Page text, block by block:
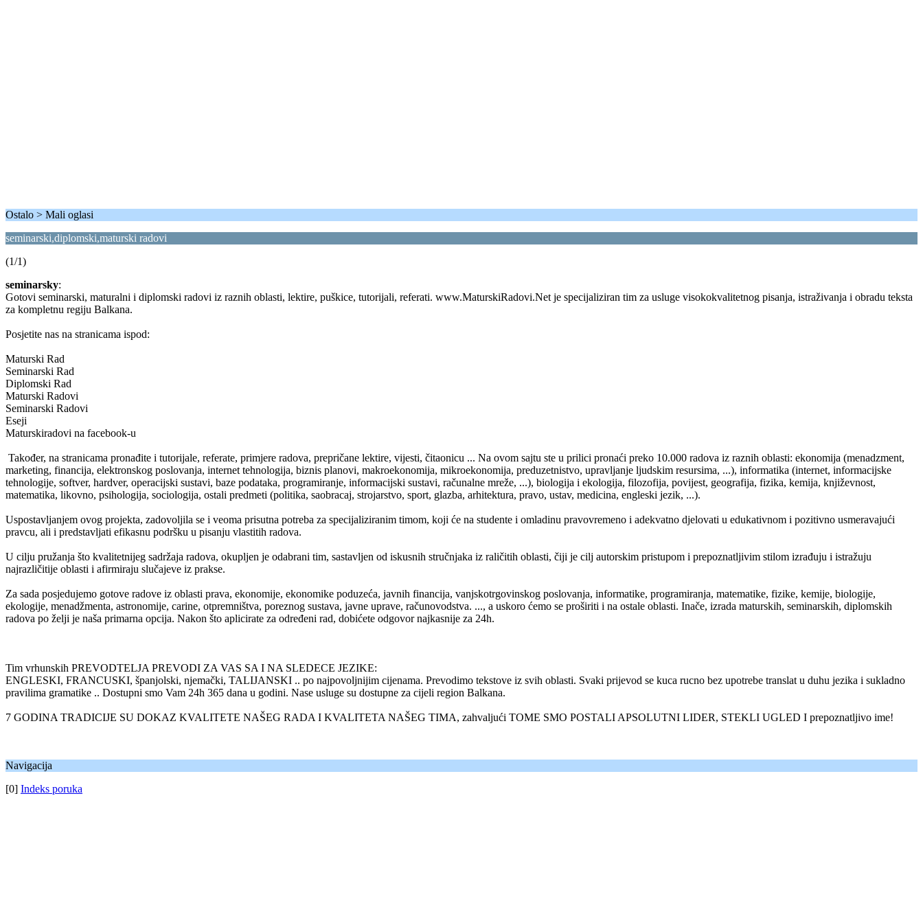
Ostalo > Mali oglasi
seminarski,diplomski,maturski radovi
(1/1)
seminarsky:
Gotovi seminarski, maturalni i diplomski radovi iz raznih oblasti, lektire, puškice, tutorijali, referati. www.MaturskiRadovi.Net je specijaliziran tim za usluge visokokvalitetnog pisanja, istraživanja i obradu teksta
za kompletnu regiju Balkana.
Posjetite nas na stranicama ispod:
Maturski Rad
Seminarski Rad
Diplomski Rad
Maturski Radovi
Seminarski Radovi
Eseji
Maturskiradovi na facebook-u
Također, na stranicama pronađite i tutorijale, referate, primjere radova, prepričane lektire, vijesti, čitaonicu ... Na ovom sajtu ste u prilici pronaći preko 10.000 radova iz raznih oblasti: ekonomija (menadzment,
marketing, financija, elektronskog poslovanja, internet tehnologija, biznis planovi, makroekonomija, mikroekonomija, preduzetnistvo, upravljanje ljudskim resursima, ...), informatika (internet, informacijske
tehnologije, softver, hardver, operacijski sustavi, baze podataka, programiranje, informacijski sustavi, računalne mreže, ...), biologija i ekologija, filozofija, povijest, geografija, fizika, kemija, književnost,
matematika, likovno, psihologija, sociologija, ostali predmeti (politika, saobracaj, strojarstvo, sport, glazba, arhitektura, pravo, ustav, medicina, engleski jezik, ...).
Uspostavljanjem ovog projekta, zadovoljila se i veoma prisutna potreba za specijaliziranim timom, koji će na studente i omladinu pravovremeno i adekvatno djelovati u edukativnom i pozitivno usmeravajući
pravcu, ali i predstavljati efikasnu podršku u pisanju vlastitih radova.
U cilju pružanja što kvalitetnijeg sadržaja radova, okupljen je odabrani tim, sastavljen od iskusnih stručnjaka iz raličitih oblasti, čiji je cilj autorskim pristupom i prepoznatljivim stilom izrađuju i istražuju
najrazličitije oblasti i afirmiraju slučajeve iz prakse.
Za sada posjedujemo gotove radove iz oblasti prava, ekonomije, ekonomike poduzeća, javnih financija, vanjskotrgovinskog poslovanja, informatike, programiranja, matematike, fizike, kemije, biologije,
ekologije, menadžmenta, astronomije, carine, otpremništva, poreznog sustava, javne uprave, računovodstva. ..., a uskoro ćemo se proširiti i na ostale oblasti. Inače, izrada maturskih, seminarskih, diplomskih
radova po želji je naša primarna opcija. Nakon što aplicirate za određeni rad, dobićete odgovor najkasnije za 24h.
Tim vrhunskih PREVODTELJA PREVODI ZA VAS SA I NA SLEDECE JEZIKE:
ENGLESKI, FRANCUSKI, španjolski, njemački, TALIJANSKI .. po najpovoljnijim cijenama. Prevodimo tekstove iz svih oblasti. Svaki prijevod se kuca rucno bez upotrebe translat u duhu jezika i sukladno
pravilima gramatike .. Dostupni smo Vam 24h 365 dana u godini. Nase usluge su dostupne za cijeli region Balkana.
7 GODINA TRADICIJE SU DOKAZ KVALITETE NAŠEG RADA I KVALITETA NAŠEG TIMA, zahvaljući TOME SMO POSTALI APSOLUTNI LIDER, STEKLI UGLED I prepoznatljivo ime!
Navigacija
[0] Indeks poruka